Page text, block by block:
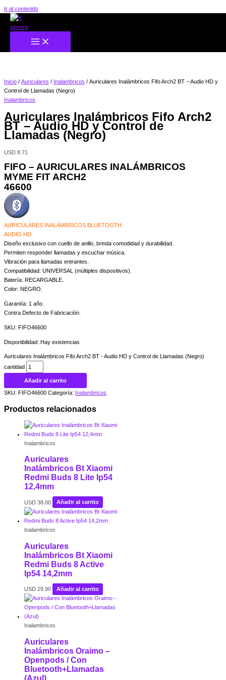
Ir al contenido
Inicio / Auriculares / Inalambricos / Auriculares Inalámbricos Fifo Arch2 BT – Audio HD y
Control de Llamadas (Negro)
Inalambricos
Auriculares Inalámbricos Fifo Arch2
BT – Audio HD y Control de
Llamadas (Negro)
USD 8.71
FIFO – AURICULARES INALÁMBRICOS
MYME FIT ARCH2
46600
AURICULARES INALÁMBRICOS BLUETOOTH.
AUDIO HD.
Diseño exclusivo con cuello de anillo, brinda comodidad y durabilidad.
Permiten responder llamadas y escuchar música.
Vibración para llamadas entrantes.
Compatibilidad: UNIVERSAL (múltiples dispositivos).
Batería: RECARGABLE.
Color: NEGRO.
Garantía: 1 año.
Contra Defecto de Fabricación.
SKU: FIFO46600
Disponibilidad: Hay existencias
Auriculares Inalámbricos Fifo Arch2 BT - Audio HD y Control de Llamadas (Negro)
cantidad
Añadir al carrito
SKU: FIFO46600 Categoría: Inalambricos
Productos relacionados
Inalambricos
Auriculares
Inalámbricos Bt Xiaomi
Redmi Buds 8 Lite Ip54
12,4mm
USD 38.00 Añadir al carrito
Inalambricos
Auriculares
Inalámbricos Bt Xiaomi
Redmi Buds 8 Active
Ip54 14,2mm
USD 29.90 Añadir al carrito
Inalambricos
Auriculares
Inalámbricos Oraimo –
Openpods / Con
Bluetooth+Llamadas
(Azul)